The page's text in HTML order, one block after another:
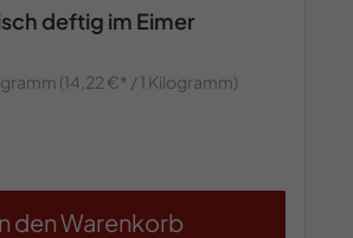
deftig im Eimer
(14,22 €* / 1 Kilogramm)
den Warenkorb